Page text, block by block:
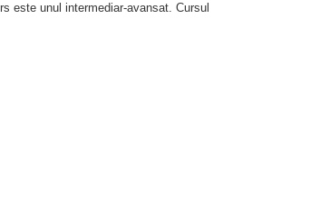
este unul intermediar-avansat. Cursul